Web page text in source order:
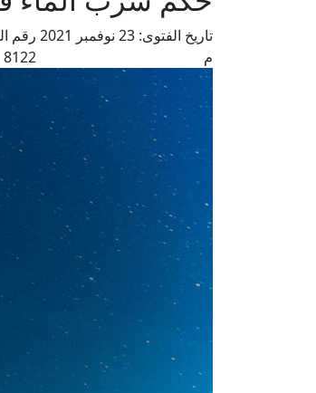
تاريخ الفتوى:
23 نوفمبر 2021
م
رقم
8122